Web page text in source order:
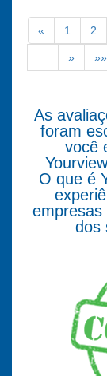
« 1 2
» »»
As
foram
você
O que é
empresas
dos